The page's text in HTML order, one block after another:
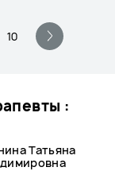
10
:
Татьяна